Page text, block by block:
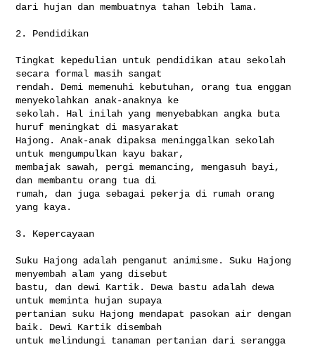
dari hujan dan membuatnya tahan lebih lama.
2. Pendidikan
Tingkat kepedulian untuk pendidikan atau sekolah
secara formal masih sangat
rendah. Demi memenuhi kebutuhan, orang tua enggan
menyekolahkan anak-anaknya ke
sekolah. Hal inilah yang menyebabkan angka buta
huruf meningkat di masyarakat
Hajong. Anak-anak dipaksa meninggalkan sekolah
untuk mengumpulkan kayu bakar,
membajak sawah, pergi memancing, mengasuh bayi,
dan membantu orang tua di
rumah, dan juga sebagai pekerja di rumah orang
yang kaya.
3. Kepercayaan
Suku Hajong adalah penganut animisme. Suku Hajong
menyembah alam yang disebut
bastu, dan dewi Kartik. Dewa bastu adalah dewa
untuk meminta hujan supaya
pertanian suku Hajong mendapat pasokan air dengan
baik. Dewi Kartik disembah
untuk melindungi tanaman pertanian dari serangga